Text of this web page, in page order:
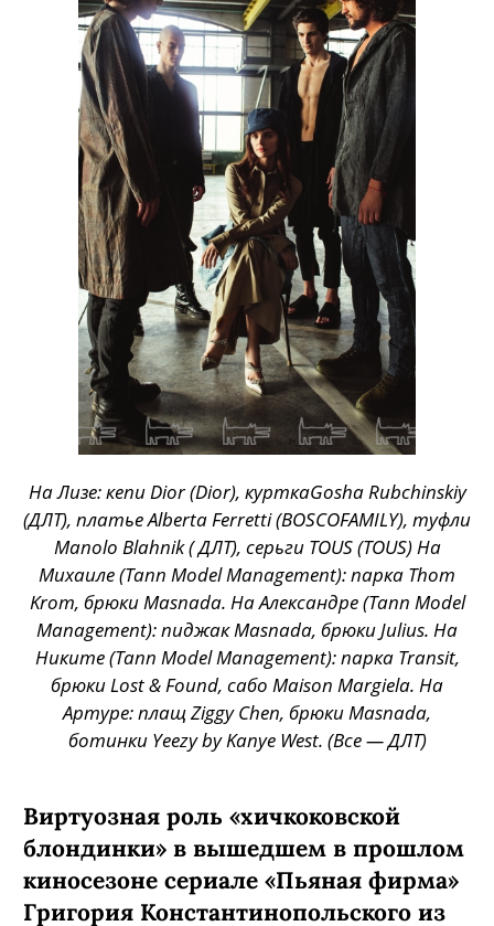
На Лизе: кепи Dior (Dior), курткаGosha Rubchinskiy
(ДЛТ), платье Alberta Ferretti (BOSCOFAMILY), туфли
Manolo Blahnik ( ДЛТ), серьги TOUS (TOUS) На
Михаиле (Tann Model Management): парка Thom
Krom, брюки Masnada. На Александре (Tann Model
Management): пиджак Masnada, брюки Julius. На
Никите (Tann Model Management): парка Transit,
брюки Lost & Found, сабо Maison Margiela. На
Артуре: плащ Ziggy Chen, брюки Masnada,
ботинки Yeezy by Kanye West. (Все — ДЛТ)
Виртуозная роль «хичкоковской
блондинки» в вышедшем в прошлом
киносезоне сериале «Пьяная фирма»
Григория Константинопольского из